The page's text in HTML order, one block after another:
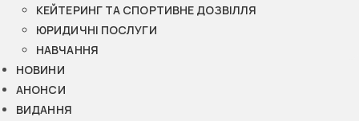
КЕЙТЕРИНГ ТА СПОРТИВНЕ ДОЗВІЛЛЯ
ЮРИДИЧНІ ПОСЛУГИ
НАВЧАННЯ
НОВИНИ
АНОНСИ
ВИДАННЯ